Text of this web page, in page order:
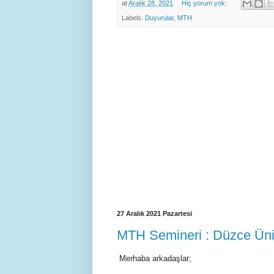
atAralık 28, 2021 Hiç yorum yok:
Labels: Duyurular, MTH
27 Aralık 2021 Pazartesi
MTH Semineri : Düzce
Merhaba arkadaşlar;